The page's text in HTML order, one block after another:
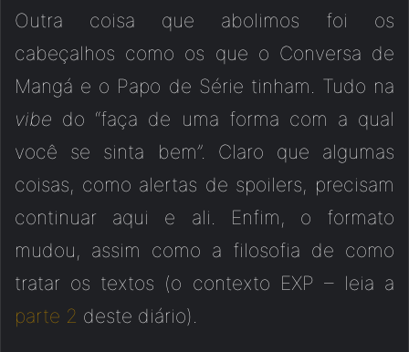
Outra coisa que abolimos foi os
cabeçalhos como os que o Conversa de
Mangá e o Papo de Série tinham. Tudo na
vibe do “faça de uma forma com a qual
você se sinta bem”. Claro que algumas
coisas, como alertas de spoilers, precisam
continuar aqui e ali. Enfim, o formato
mudou, assim como a filosofia de como
tratar os textos (o contexto EXP – leia a
parte 2 deste diário).